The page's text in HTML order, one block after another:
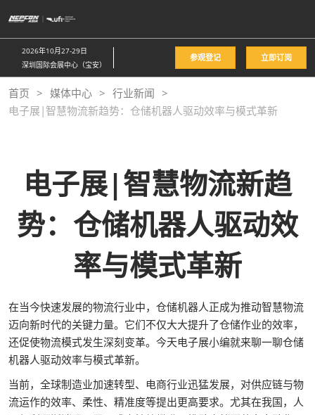
接
跳
至
内
容
2026年10月27-29日
深圳国际会展中心（宝安）
参观登记 立即订阅
首页 媒体中心
行业新闻
电子展|智慧物流新趋势：仓储机器人驱动效率与模式革新
电子展|智慧物流新趋
势：仓储机器人驱动效
率与模式革新
在当今快速发展的物流行业中，仓储机器人正成为推动智慧物流
迈向新时代的关键力量。它们不仅大大提升了仓储作业的效率，
还促使物流模式发生深刻变革。今天电子展小编就来聊一聊仓储
机器人驱动效率与模式革新。
当前，全球制造业加速转型、电商行业迅猛发展，对供应链与物
流运作的效率、柔性、精准度等提出更高要求。尤其在我国，人